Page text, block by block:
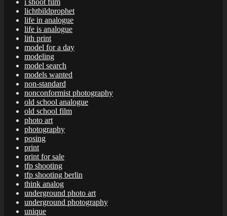
lichtbildprophet
life in analogue
life is analogue
lith print
model for a day
modeling
model search
models wanted
non-standard
nonconformist photography
old school analogue
old school film
photo art
photography
posing
print
print for sale
tfp shooting
tfp shooting berlin
think analog
underground photo art
underground photography
unique